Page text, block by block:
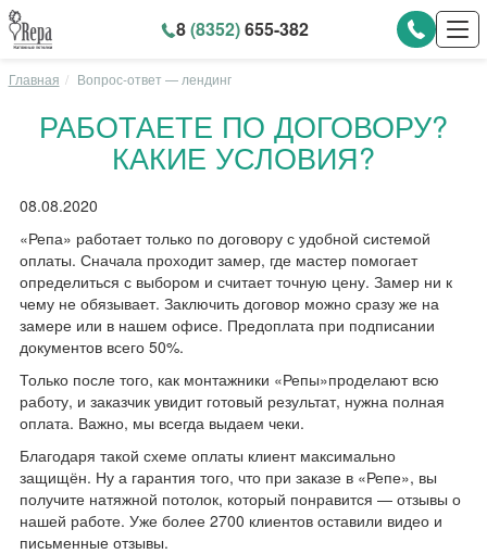
8(8352)655-382
Главная Вопрос-ответ — лендинг
РАБОТАЕТЕ ПО ДОГОВОРУ?
КАКИЕ УСЛОВИЯ?
08.08.2020
«Репа» работает только по договору с удобной системой
оплаты. Сначала проходит замер, где мастер помогает
определиться с выбором и считает точную цену. Замер ни к
чему не обязывает. Заключить договор можно сразу же на
замере или в нашем офисе. Предоплата при подписании
документов всего 50%.
Только после того, как монтажники «Репы»проделают всю
работу, и заказчик увидит готовый результат, нужна полная
оплата. Важно, мы всегда выдаем чеки.
Благодаря такой схеме оплаты клиент максимально
защищён. Ну а гарантия того, что при заказе в «Репе», вы
получите натяжной потолок, который понравится — отзывы о
нашей работе. Уже более 2700 клиентов оставили видео и
письменные отзывы.